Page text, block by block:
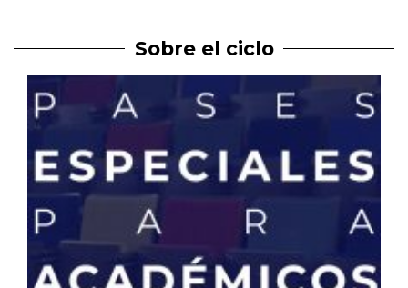
Sobre el ciclo